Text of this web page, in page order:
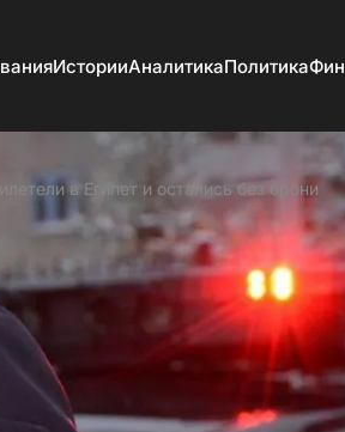
ИсторииАналитикаПолитика
в Египет и остались без брони